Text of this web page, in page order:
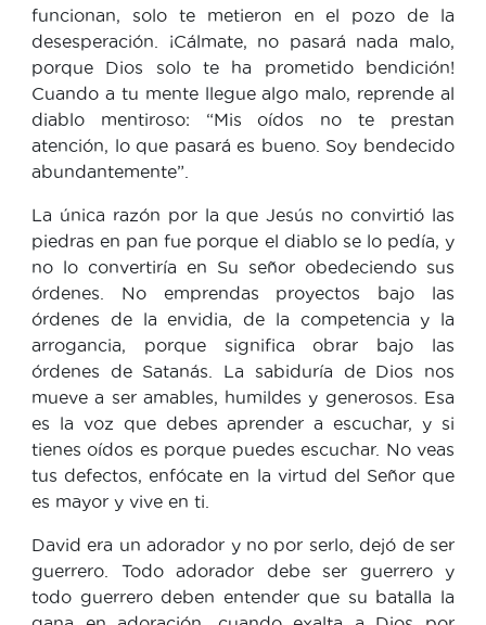
funcionan, solo te metieron en el pozo de la
desesperación. ¡Cálmate, no pasará nada malo,
porque Dios solo te ha prometido bendición!
Cuando a tu mente llegue algo malo, reprende al
diablo mentiroso: “Mis oídos no te prestan
atención, lo que pasará es bueno. Soy bendecido
abundantemente”.
La única razón por la que Jesús no convirtió las
piedras en pan fue porque el diablo se lo pedía, y
no lo convertiría en Su señor obedeciendo sus
órdenes. No emprendas proyectos bajo las
órdenes de la envidia, de la competencia y la
arrogancia, porque significa obrar bajo las
órdenes de Satanás. La sabiduría de Dios nos
mueve a ser amables, humildes y generosos. Esa
es la voz que debes aprender a escuchar, y si
tienes oídos es porque puedes escuchar. No veas
tus defectos, enfócate en la virtud del Señor que
es mayor y vive en ti.
David era un adorador y no por serlo, dejó de ser
guerrero. Todo adorador debe ser guerrero y
todo guerrero deben entender que su batalla la